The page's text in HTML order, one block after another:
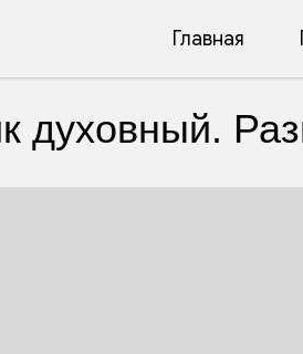
Главная
духовный.